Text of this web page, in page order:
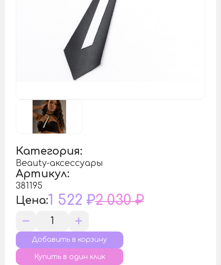
Категория:
Beauty-аксессуары
Артикул:
381195
Цена:1 522 ₽2 030 ₽
Купить в один клик